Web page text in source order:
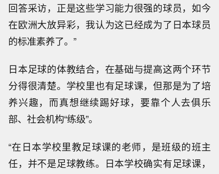
回答采访，正是这些学习能力很强的球员，如今
在欧洲大放异彩，我认为这已经成为了日本球员
的标准素养了。”
日本足球的体教结合，在基础与提高这两个环节
分得很清楚。学校里也有足球课，但那是为了培
养兴趣，而真想继续踢好球，要靠个人去俱乐
部、社会机构“练级”。
“在日本学校里教足球课的老师，是班级的班主
任，并不是足球教练。日本学校确实有足球课，